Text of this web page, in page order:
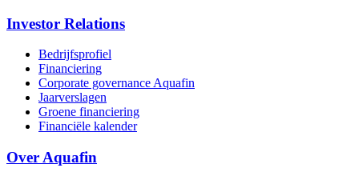
Investor Relations
Bedrijfsprofiel
Financiering
Corporate governance Aquafin
Jaarverslagen
Groene financiering
Financiële kalender
Over Aquafin